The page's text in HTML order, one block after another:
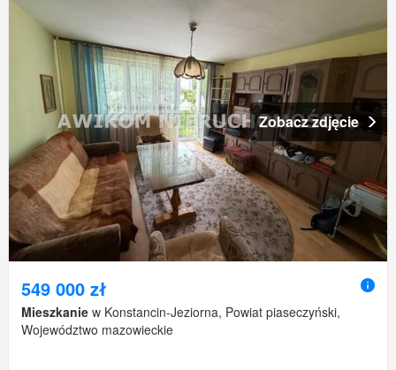
Zobacz zdjęcie
549 000 zł
Mieszkanie w Konstancin-Jeziorna, Powiat piaseczyński,
Województwo mazowieckie